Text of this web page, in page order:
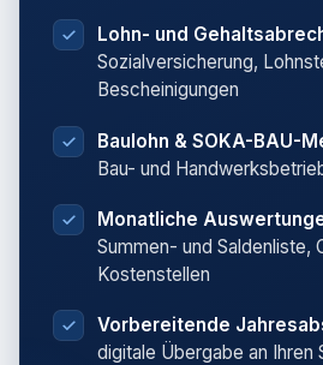
Lohn- und
Sozialversicherung,
Bescheinigungen
Baulohn & SOKA-BAU-
Bau- und
Monatliche
Summen- und Saldenliste,
Kostenstellen
Vorbereitende
digitale Übergabe an Ihren